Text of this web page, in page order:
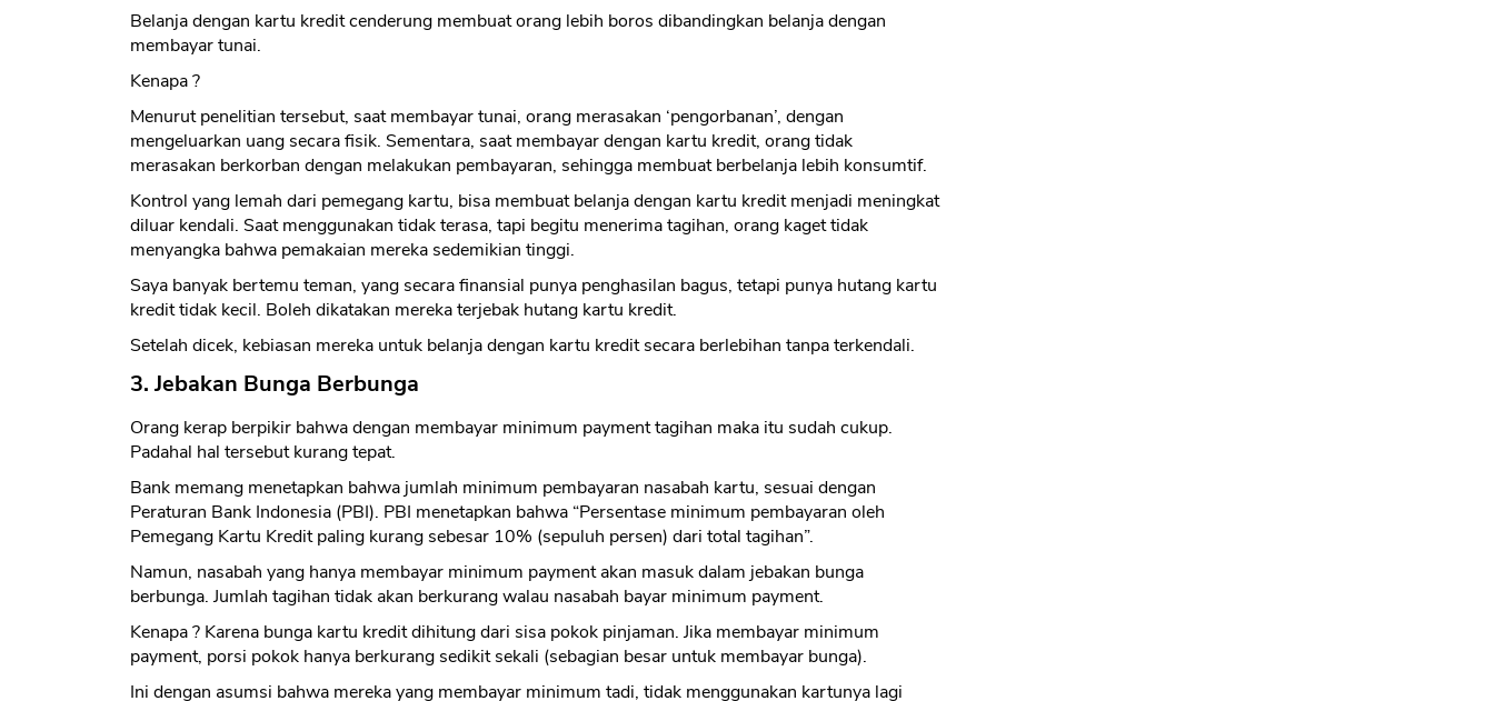
Belanja dengan kartu kredit cenderung membuat orang lebih boros dibandingkan belanja dengan
membayar tunai.
Kenapa ?
Menurut penelitian tersebut, saat membayar tunai, orang merasakan ‘pengorbanan’, dengan
mengeluarkan uang secara fisik. Sementara, saat membayar dengan kartu kredit, orang tidak
merasakan berkorban dengan melakukan pembayaran, sehingga membuat berbelanja lebih konsumtif.
Kontrol yang lemah dari pemegang kartu, bisa membuat belanja dengan kartu kredit menjadi meningkat
diluar kendali. Saat menggunakan tidak terasa, tapi begitu menerima tagihan, orang kaget tidak
menyangka bahwa pemakaian mereka sedemikian tinggi.
Saya banyak bertemu teman, yang secara finansial punya penghasilan bagus, tetapi punya hutang kartu
kredit tidak kecil. Boleh dikatakan mereka terjebak hutang kartu kredit.
Setelah dicek, kebiasan mereka untuk belanja dengan kartu kredit secara berlebihan tanpa terkendali.
3. Jebakan Bunga Berbunga
Orang kerap berpikir bahwa dengan membayar minimum payment tagihan maka itu sudah cukup.
Padahal hal tersebut kurang tepat.
Bank memang menetapkan bahwa jumlah minimum pembayaran nasabah kartu, sesuai dengan
Peraturan Bank Indonesia (PBI). PBI menetapkan bahwa “Persentase minimum pembayaran oleh
Pemegang Kartu Kredit paling kurang sebesar 10% (sepuluh persen) dari total tagihan”.
Namun, nasabah yang hanya membayar minimum payment akan masuk dalam jebakan bunga
berbunga. Jumlah tagihan tidak akan berkurang walau nasabah bayar minimum payment.
Kenapa ? Karena bunga kartu kredit dihitung dari sisa pokok pinjaman. Jika membayar minimum
payment, porsi pokok hanya berkurang sedikit sekali (sebagian besar untuk membayar bunga).
Ini dengan asumsi bahwa mereka yang membayar minimum tadi, tidak menggunakan kartunya lagi